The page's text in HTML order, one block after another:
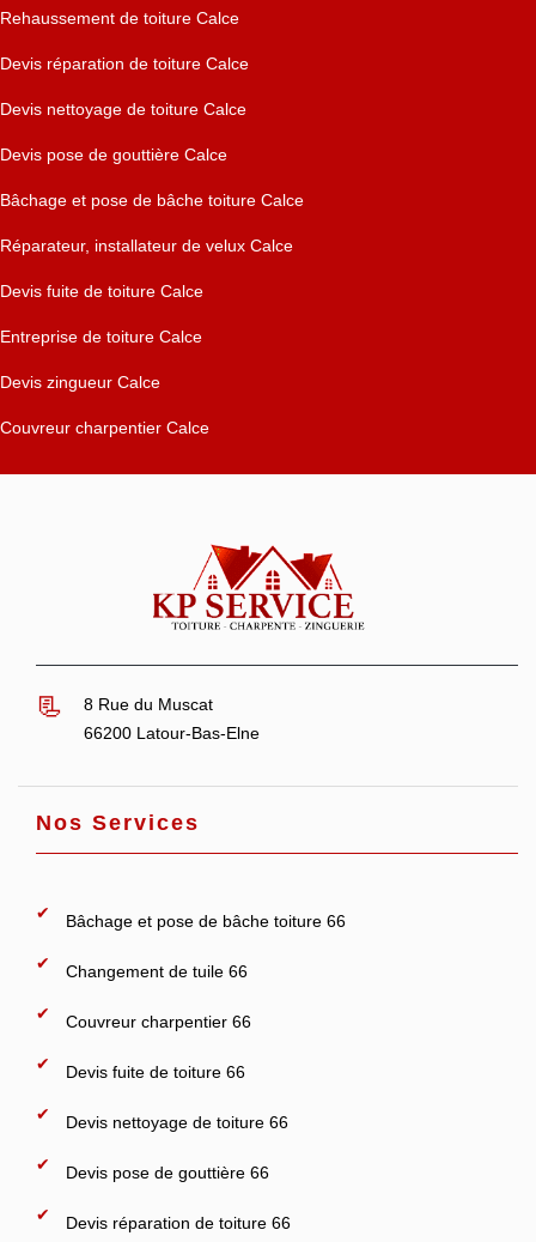
Rehaussement de toiture Calce
Devis réparation de toiture Calce
Devis nettoyage de toiture Calce
Devis pose de gouttière Calce
Bâchage et pose de bâche toiture Calce
Réparateur, installateur de velux Calce
Devis fuite de toiture Calce
Entreprise de toiture Calce
Devis zingueur Calce
Couvreur charpentier Calce
8 Rue du Muscat
66200 Latour-Bas-Elne
Nos Services
Bâchage et pose de bâche toiture 66
Changement de tuile 66
Couvreur charpentier 66
Devis fuite de toiture 66
Devis nettoyage de toiture 66
Devis pose de gouttière 66
Devis réparation de toiture 66